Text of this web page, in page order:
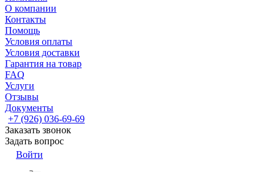
О компании
Контакты
Помощь
Условия оплаты
Условия доставки
Гарантия на товар
FAQ
Услуги
Отзывы
Документы
+7 (926) 036-69-69
Заказать звонок
Задать вопрос
Войти